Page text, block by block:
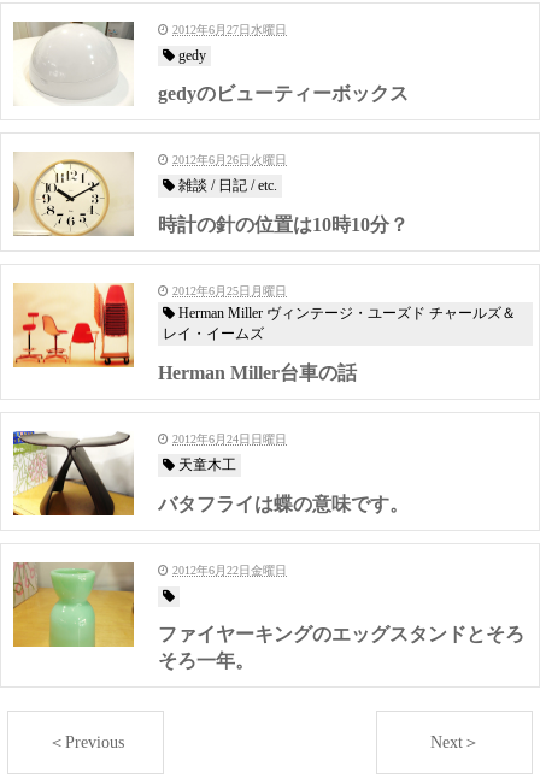
2012年6月27日水曜日
gedy
gedyのビューティーボックス
2012年6月26日火曜日
雑談 / 日記 / etc.
時計の針の位置は10時10分？
2012年6月25日月曜日
Herman Miller ヴィンテージ・ユーズド チャールズ＆
レイ・イームズ
Herman Miller台車の話
2012年6月24日日曜日
天童木工
バタフライは蝶の意味です。
2012年6月22日金曜日
ファイヤーキングのエッグスタンドとそろ
そろ一年。
＜Previous Next＞